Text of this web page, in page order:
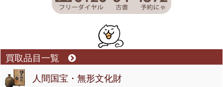
買取品目一覧
人間国宝・無形文化財